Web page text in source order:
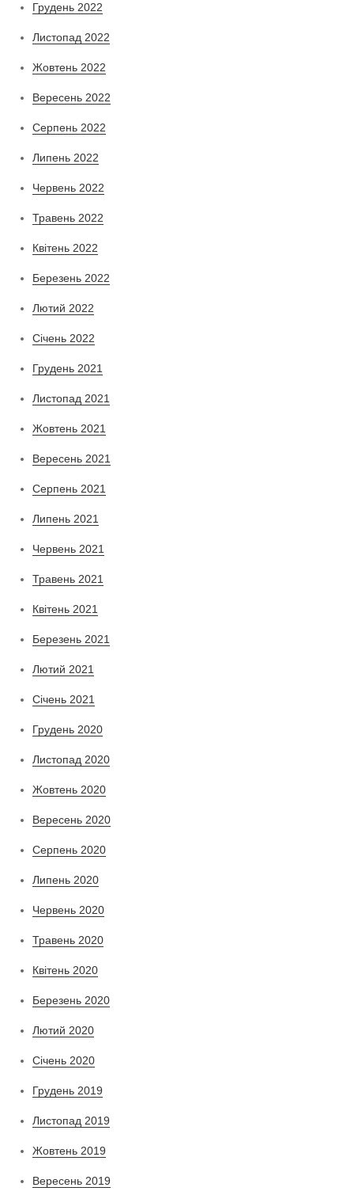
Грудень 2022
Листопад 2022
Жовтень 2022
Вересень 2022
Серпень 2022
Липень 2022
Червень 2022
Травень 2022
Квітень 2022
Березень 2022
Лютий 2022
Січень 2022
Грудень 2021
Листопад 2021
Жовтень 2021
Вересень 2021
Серпень 2021
Липень 2021
Червень 2021
Травень 2021
Квітень 2021
Березень 2021
Лютий 2021
Січень 2021
Грудень 2020
Листопад 2020
Жовтень 2020
Вересень 2020
Серпень 2020
Липень 2020
Червень 2020
Травень 2020
Квітень 2020
Березень 2020
Лютий 2020
Січень 2020
Грудень 2019
Листопад 2019
Жовтень 2019
Вересень 2019